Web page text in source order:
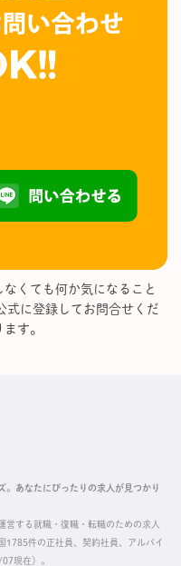
くても何か気になること
式に登録してお問合せくだ
す。
。あなたにぴったりの求人が見つかり
営する就職・復職・転職のための求人
1785件の正社員、契約社員、アルバイ
現在）。